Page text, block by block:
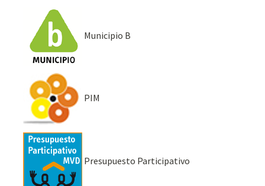
Municipio B
PIM
Presupuesto Participativo